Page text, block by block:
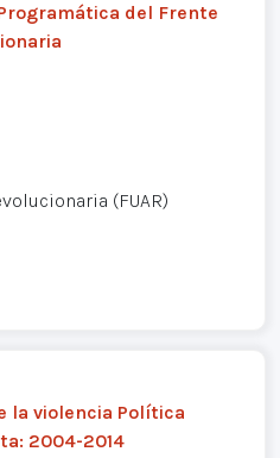
del Frente
(FUAR)
la violencia Política
2004-2014